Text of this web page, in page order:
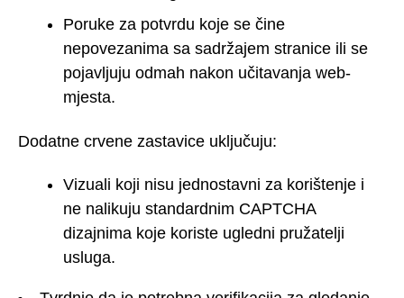
Poruke za potvrdu koje se čine
nepovezanima sa sadržajem stranice ili se
pojavljuju odmah nakon učitavanja web-
mjesta.
Dodatne crvene zastavice uključuju:
Vizuali koji nisu jednostavni za korištenje i
ne nalikuju standardnim CAPTCHA
dizajnima koje koriste ugledni pružatelji
usluga.